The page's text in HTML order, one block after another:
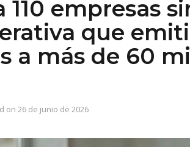
empresas
que
a más de 60
on 26 de junio de 2026